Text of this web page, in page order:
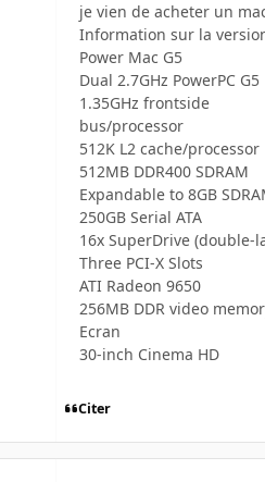
je vien de acheter un
Information sur la
Power Mac G5
Dual 2.7GHz PowerPC G5
1.35GHz frontside
bus/processor
512K L2 cache/processor
512MB DDR400 SDRAM
Expandable to 8GB
250GB Serial ATA
16x SuperDrive (double-
Three PCI-X Slots
ATI Radeon 9650
256MB DDR video
Ecran
30-inch Cinema HD
Citer